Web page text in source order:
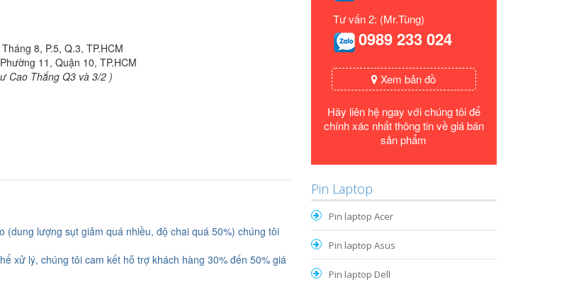
8, P.5, Q.3, TP.HCM
11, Quận 10, TP.HCM
Cao Thắng Q3 và 3/2 )
lượng sụt giảm quá nhiều, độ chai quá 50%) chúng tôi
xử lý, chúng tôi cam kết hỗ trợ khách hàng 30% đến 50% giá
Tư vấn 2: (Mr.Tùng)
0989 233 024
Xem bản đồ
Hãy liên hệ ngay với chúng tôi để
chính xác nhất thông tin về giá bán
sản phẩm
Pin Laptop
Pin laptop Acer
Pin laptop Asus
Pin laptop Dell